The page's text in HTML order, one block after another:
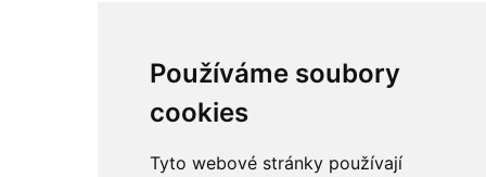
Používáme soubory
cookies
Tyto webové stránky používají
Jumeirah Gardens
Jumeirah Village Circle (JVC)